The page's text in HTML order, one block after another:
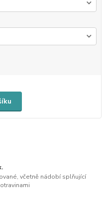
včetně nádobí splňující